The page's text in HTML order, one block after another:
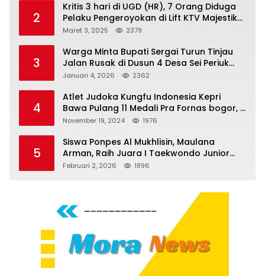
2
Kritis 3 hari di UGD (HR), 7 Orang Diduga
Pelaku Pengeroyokan di Lift KTV Majestik
Melenggang Bebas, Kantor Hukum JAP
Tanjungpinang
Maret 3, 2025 2379
3
Warga Minta Bupati Sergai Turun Tinjau
Jalan Rusak di Dusun 4 Desa Sei Periuk
Serdang Bedagai
Januari 4, 2026 2362
4
Atlet Judoka Kungfu Indonesia Kepri
Bawa Pulang 11 Medali Pra Fornas bogor, 3
Emas dan 8 Perunggu.
November 19, 2024 1976
5
Siswa Ponpes Al Mukhlisin, Maulana
Arman, Raih Juara I Taekwondo Junior
Putra di Riau National Championship 2026
Februari 2, 2026 1896